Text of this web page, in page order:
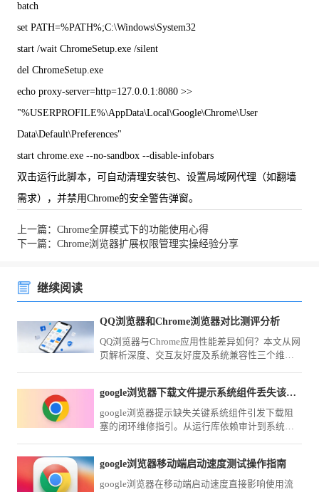
batch
set PATH=%PATH%;C:\Windows\System32
start /wait ChromeSetup.exe /silent
del ChromeSetup.exe
echo proxy-server=http=127.0.0.1:8080 >>
"%USERPROFILE%\AppData\Local\Google\Chrome\User
Data\Default\Preferences"
start chrome.exe --no-sandbox --disable-infobars
双击运行此脚本，可自动清理安装包、设置局域网代理（如翻墙
需求），并禁用Chrome的安全警告弹窗。
上一篇：Chrome全屏模式下的功能使用心得
下一篇：Chrome浏览器扩展权限管理实操经验分享
继续阅读
QQ浏览器和Chrome浏览器对比测评分析
QQ浏览器与Chrome应用性能差异如何？本文从网
页解析深度、交互友好度及系统兼容性三个维度
google浏览器下载文件提示系统组件丢失该怎么手动修复
google浏览器提示缺失关键系统组件引发下载阻
塞的闭环维修指引。从运行库依赖审计到系统环
google浏览器移动端启动速度测试操作指南
google浏览器在移动端启动速度直接影响使用流